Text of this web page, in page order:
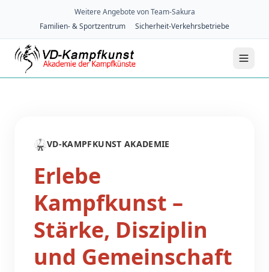
Weitere Angebote von Team-Sakura
Familien- & Sportzentrum
Sicherheit-Verkehrsbetriebe
🥋VD-KAMPFKUNST AKADEMIE
Erlebe
Kampfkunst –
Stärke, Disziplin
und Gemeinschaft